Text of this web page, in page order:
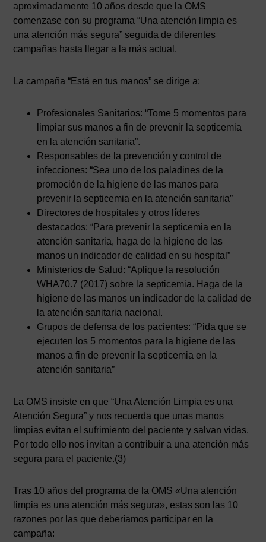
aproximadamente 10 años desde que la OMS
comenzase con su programa “Una atención limpia es
una atención más segura” seguida de diferentes
campañas hasta llegar a la más actual.
La campaña “Está en tus manos” se dirige a:
Profesionales Sanitarios: “Tome 5 momentos para
limpiar sus manos a fin de prevenir la septicemia
en la atención sanitaria”.
Responsables de la prevención y control de
infecciones: “Sea uno de los paladines de la
promoción de la higiene de las manos para
prevenir la septicemia en la atención sanitaria”
Directores de hospitales y otros líderes
destacados: “Para prevenir la septicemia en la
atención sanitaria, haga de la higiene de las
manos un indicador de calidad en su hospital”
Ministerios de Salud: “Aplique la resolución
WHA70.7 (2017) sobre la septicemia. Haga de la
higiene de las manos un indicador de la calidad de
la atención sanitaria nacional.
Grupos de defensa de los pacientes: “Pida que se
ejecuten los 5 momentos para la higiene de las
manos a fin de prevenir la septicemia en la
atención sanitaria”
La OMS insiste en que “Una Atención Limpia es una
Atención Segura” y nos recuerda que unas manos
limpias evitan el sufrimiento del paciente y salvan vidas.
Por todo ello nos invitan a contribuir a una atención más
segura para el paciente.(3)
Tras 10 años del programa de la OMS «Una atención
limpia es una atención más segura», estas son las 10
razones por las que deberíamos participar en la
campaña: